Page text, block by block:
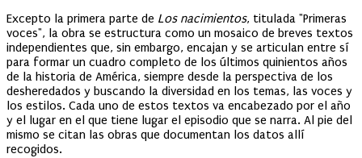
Excepto la primera parte de Los nacimientos, titulada "Primeras
voces", la obra se estructura como un mosaico de breves textos
independientes que, sin embargo, encajan y se articulan entre sí
para formar un cuadro completo de los últimos quinientos años
de la historia de América, siempre desde la perspectiva de los
desheredados y buscando la diversidad en los temas, las voces y
los estilos. Cada uno de estos textos va encabezado por el año
y el lugar en el que tiene lugar el episodio que se narra. Al pie del
mismo se citan las obras que documentan los datos allí
recogidos.